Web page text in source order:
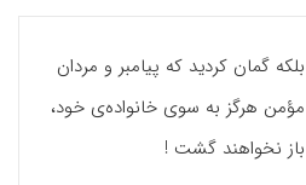
بلکه گمان کردید که پیامبر و مردان
مؤمن هرگز به سوی خانواده‌ی خود،
باز نخواهند گشت !